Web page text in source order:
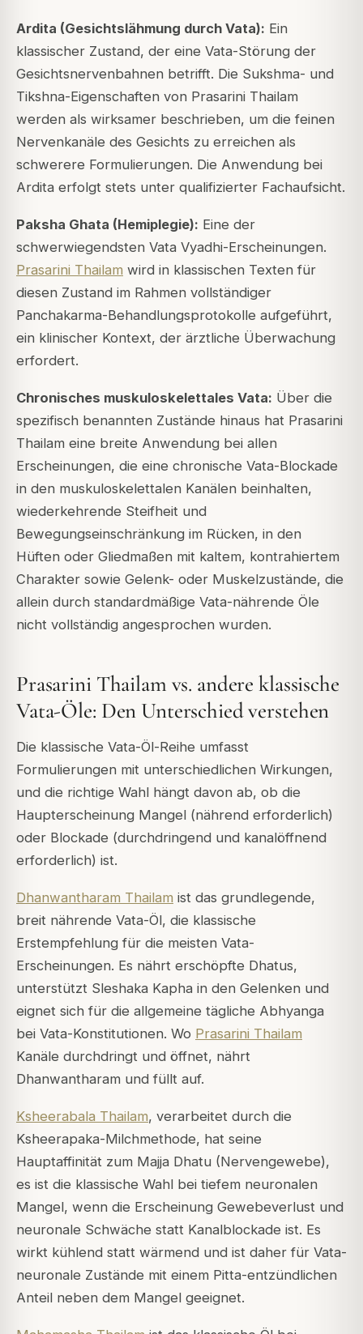
Ardita (Gesichtslähmung durch Vata): Ein
klassischer Zustand, der eine Vata-Störung der
Gesichtsnervenbahnen betrifft. Die Sukshma- und
Tikshna-Eigenschaften von Prasarini Thailam
werden als wirksamer beschrieben, um die feinen
Nervenkanäle des Gesichts zu erreichen als
schwerere Formulierungen. Die Anwendung bei
Ardita erfolgt stets unter qualifizierter Fachaufsicht.
Paksha Ghata (Hemiplegie): Eine der
schwerwiegendsten Vata Vyadhi-Erscheinungen.
Prasarini Thailam wird in klassischen Texten für
diesen Zustand im Rahmen vollständiger
Panchakarma-Behandlungsprotokolle aufgeführt,
ein klinischer Kontext, der ärztliche Überwachung
erfordert.
Chronisches muskuloskelettales Vata: Über die
spezifisch benannten Zustände hinaus hat Prasarini
Thailam eine breite Anwendung bei allen
Erscheinungen, die eine chronische Vata-Blockade
in den muskuloskelettalen Kanälen beinhalten,
wiederkehrende Steifheit und
Bewegungseinschränkung im Rücken, in den
Hüften oder Gliedmaßen mit kaltem, kontrahiertem
Charakter sowie Gelenk- oder Muskelzustände, die
allein durch standardmäßige Vata-nährende Öle
nicht vollständig angesprochen wurden.
Prasarini Thailam vs. andere klassische
Vata-Öle: Den Unterschied verstehen
Die klassische Vata-Öl-Reihe umfasst
Formulierungen mit unterschiedlichen Wirkungen,
und die richtige Wahl hängt davon ab, ob die
Haupterscheinung Mangel (nährend erforderlich)
oder Blockade (durchdringend und kanalöffnend
erforderlich) ist.
Dhanwantharam Thailam ist das grundlegende,
breit nährende Vata-Öl, die klassische
Erstempfehlung für die meisten Vata-
Erscheinungen. Es nährt erschöpfte Dhatus,
unterstützt Sleshaka Kapha in den Gelenken und
eignet sich für die allgemeine tägliche Abhyanga
bei Vata-Konstitutionen. Wo Prasarini Thailam
Kanäle durchdringt und öffnet, nährt
Dhanwantharam und füllt auf.
Ksheerabala Thailam, verarbeitet durch die
Ksheerapaka-Milchmethode, hat seine
Hauptaffinität zum Majja Dhatu (Nervengewebe),
es ist die klassische Wahl bei tiefem neuronalen
Mangel, wenn die Erscheinung Gewebeverlust und
neuronale Schwäche statt Kanalblockade ist. Es
wirkt kühlend statt wärmend und ist daher für Vata-
neuronale Zustände mit einem Pitta-entzündlichen
Anteil neben dem Mangel geeignet.